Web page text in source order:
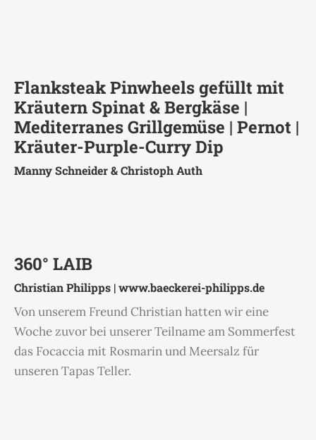
Flanksteak Pinwheels gefüllt mit
Kräutern Spinat & Bergkäse |
Mediterranes Grillgemüse | Pernot |
Kräuter-Purple-Curry Dip
Manny Schneider & Christoph Auth
360° LAIB
Christian Philipps |www.baeckerei-philipps.de
Von unserem Freund Christian hatten wir eine
Woche zuvor bei unserer Teilname am Sommerfest
das Focaccia mit Rosmarin und Meersalz für
unseren Tapas Teller.